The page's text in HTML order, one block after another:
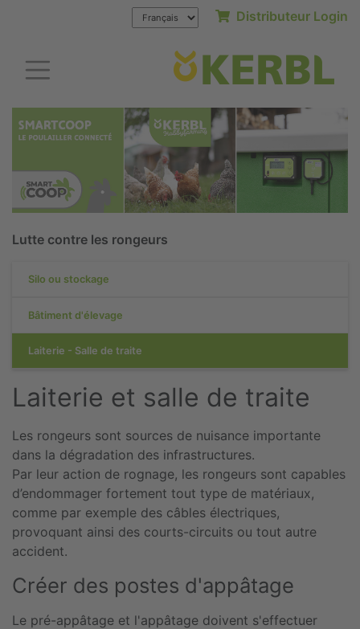
Distributeur Login
Lutte contre les rongeurs
Silo ou stockage
Bâtiment d'élevage
Laiterie - Salle de traite
Laiterie et salle de traite
Les rongeurs sont sources de nuisance importante
dans la dégradation des infrastructures.
Par leur action de rognage, les rongeurs sont capables
d’endommager fortement tout type de matériaux,
comme par exemple des câbles électriques,
provoquant ainsi des courts-circuits ou tout autre
accident.
Créer des postes d'appâtage
Le pré-appâtage et l'appâtage doivent s'effectuer